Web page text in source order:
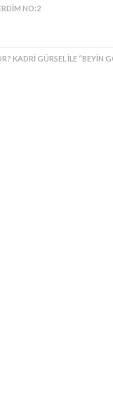
NO:2
KADRI GÜRSEL ILE “BEYIN